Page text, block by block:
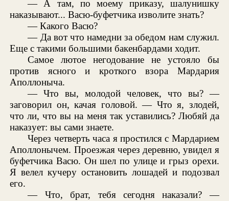
— А там, по моему приказу, шалунишку
наказывают... Васю-буфетчика изволите знать?
— Какого Васю?
— Да вот что намедни за обедом нам служил.
Еще с такими большими бакенбардами ходит.
Самое лютое негодование не устояло бы
против ясного и кроткого взора Мардария
Аполлоныча.
— Что вы, молодой человек, что вы? —
заговорил он, качая головой. — Что я, злодей,
что ли, что вы на меня так уставились? Любяй да
наказует: вы сами знаете.
Через четверть часа я простился с Мардарием
Аполлонычем. Проезжая через деревню, увидел я
буфетчика Васю. Он шел по улице и грыз орехи.
Я велел кучеру остановить лошадей и подозвал
его.
— Что, брат, тебя сегодня наказали? —